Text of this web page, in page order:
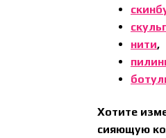
нити,
Хотите
сияющую